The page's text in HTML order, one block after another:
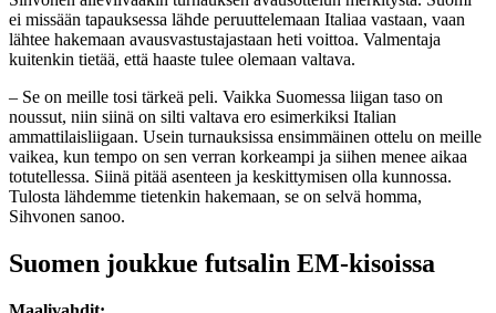
ei missään tapauksessa lähde peruuttelemaan Italiaa vastaan, vaan
lähtee hakemaan avausvastustajastaan heti voittoa. Valmentaja
kuitenkin tietää, että haaste tulee olemaan valtava.
– Se on meille tosi tärkeä peli. Vaikka Suomessa liigan taso on
noussut, niin siinä on silti valtava ero esimerkiksi Italian
ammattilaisliigaan. Usein turnauksissa ensimmäinen ottelu on meille
vaikea, kun tempo on sen verran korkeampi ja siihen menee aikaa
totutellessa. Siinä pitää asenteen ja keskittymisen olla kunnossa.
Tulosta lähdemme tietenkin hakemaan, se on selvä homma,
Sihvonen sanoo.
Suomen joukkue futsalin EM-kisoissa